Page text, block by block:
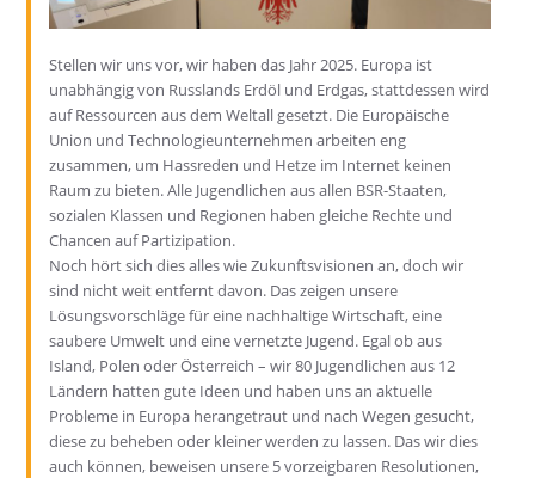
Stellen wir uns vor, wir haben das Jahr 2025. Europa ist
unabhängig von Russlands Erdöl und Erdgas, stattdessen wird
auf Ressourcen aus dem Weltall gesetzt. Die Europäische
Union und Technologieunternehmen arbeiten eng
zusammen, um Hassreden und Hetze im Internet keinen
Raum zu bieten. Alle Jugendlichen aus allen BSR-Staaten,
sozialen Klassen und Regionen haben gleiche Rechte und
Chancen auf Partizipation.
Noch hört sich dies alles wie Zukunftsvisionen an, doch wir
sind nicht weit entfernt davon. Das zeigen unsere
Lösungsvorschläge für eine nachhaltige Wirtschaft, eine
saubere Umwelt und eine vernetzte Jugend. Egal ob aus
Island, Polen oder Österreich – wir 80 Jugendlichen aus 12
Ländern hatten gute Ideen und haben uns an aktuelle
Probleme in Europa herangetraut und nach Wegen gesucht,
diese zu beheben oder kleiner werden zu lassen. Das wir dies
auch können, beweisen unsere 5 vorzeigbaren Resolutionen,